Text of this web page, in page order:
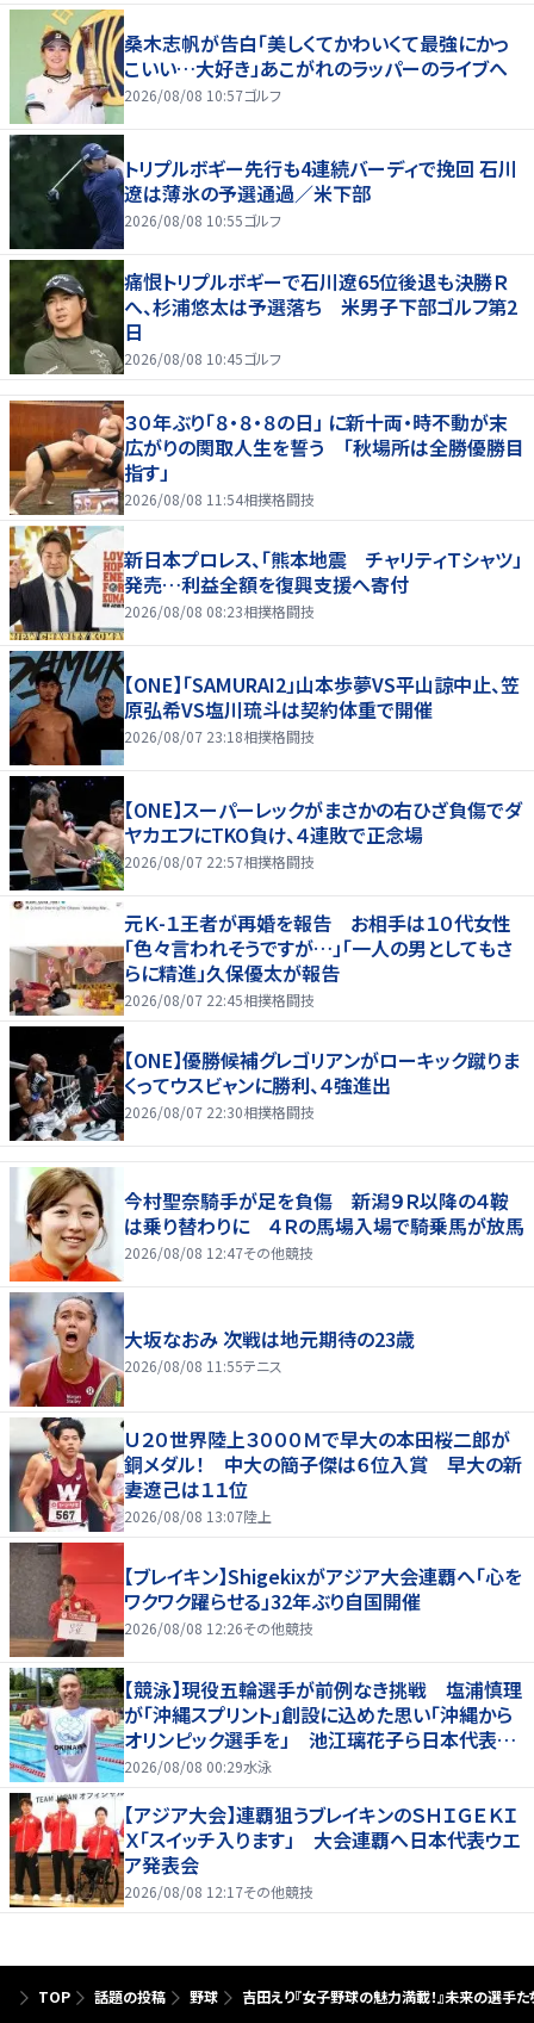
桑木志帆が告白「美しくてかわいくて最強にかっ
こいい…大好き」あこがれのラッパーのライブへ
2026/08/08 10:57ゴルフ
トリプルボギー先行も4連続バーディで挽回 石川
遼は薄氷の予選通過／米下部
2026/08/08 10:55ゴルフ
痛恨トリプルボギーで石川遼65位後退も決勝Ｒ
へ、杉浦悠太は予選落ち 米男子下部ゴルフ第2
日
2026/08/08 10:45ゴルフ
３０年ぶり「８・８・８の日」 に新十両・時不動が末
広がりの関取人生を誓う 「秋場所は全勝優勝目
指す」
2026/08/08 11:54相撲格闘技
新日本プロレス、「熊本地震 チャリティＴシャツ」
発売…利益全額を復興支援へ寄付
2026/08/08 08:23相撲格闘技
【ONE】「SAMURAI2」山本歩夢VS平山諒中止、笠
原弘希VS塩川琉斗は契約体重で開催
2026/08/07 23:18相撲格闘技
【ONE】スーパーレックがまさかの右ひざ負傷でダ
ヤカエフにTKO負け、４連敗で正念場
2026/08/07 22:57相撲格闘技
元Ｋ-１王者が再婚を報告 お相手は１０代女性
「色々言われそうですが…」「一人の男としてもさ
らに精進」久保優太が報告
2026/08/07 22:45相撲格闘技
【ONE】優勝候補グレゴリアンがローキック蹴りま
くってウスビャンに勝利、４強進出
2026/08/07 22:30相撲格闘技
今村聖奈騎手が足を負傷 新潟９Ｒ以降の４鞍
は乗り替わりに ４Ｒの馬場入場で騎乗馬が放馬
2026/08/08 12:47その他競技
大坂なおみ 次戦は地元期待の23歳
2026/08/08 11:55テニス
Ｕ２０世界陸上３０００Ｍで早大の本田桜二郎が
銅メダル！ 中大の簡子傑は６位入賞 早大の新
妻遼己は１１位
2026/08/08 13:07陸上
【ブレイキン】Shigekixがアジア大会連覇へ「心を
ワクワク躍らせる」32年ぶり自国開催
2026/08/08 12:26その他競技
【競泳】現役五輪選手が前例なき挑戦 塩浦慎理
が「沖縄スプリント」創設に込めた思い「沖縄から
オリンピック選手を」 池江璃花子ら日本代表も
参戦
2026/08/08 00:29水泳
【アジア大会】連覇狙うブレイキンのＳＨＩＧＥＫＩ
Ｘ「スイッチ入ります」 大会連覇へ日本代表ウエ
ア発表会
2026/08/08 12:17その他競技
TOP 話題の投稿 野球 吉田えり『女子野球の魅力満載！』未来の選手